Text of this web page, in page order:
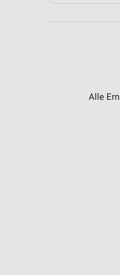
Alle
Analyse von Zielgruppen
Entwicklung und
Verwendung reduzierter
Geräte anhand von aktiv